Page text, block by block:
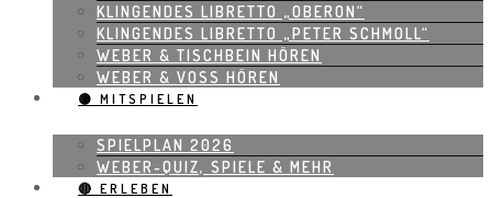
KLINGENDES LIBRETTO „OBERON“
KLINGENDES LIBRETTO „PETER SCHMOLL“
WEBER & TISCHBEIN HÖREN
WEBER & VOSS HÖREN
🟡 MITSPIELEN
SPIELPLAN 2026
WEBER-QUIZ, SPIELE & MEHR
🔴 ERLEBEN